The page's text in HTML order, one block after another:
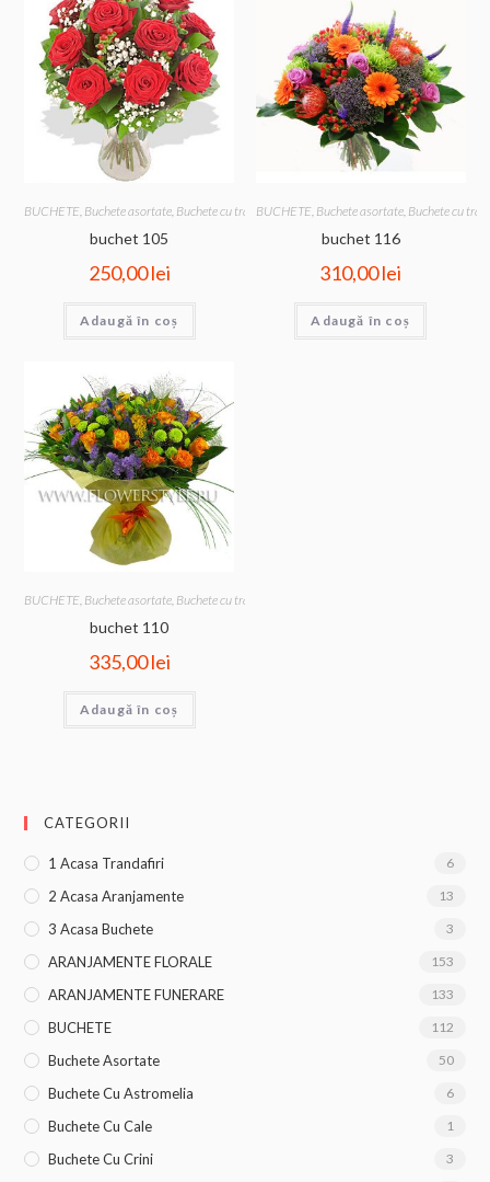
BUCHETE, Buchete asortate, Buchete cu trandafiri
buchet 105
250,00lei
Adaugă în coș
BUCHETE, Buchete asortate, Buchete cu
buchet 116
310,00lei
Adaugă în coș
BUCHETE, Buchete asortate, Buchete cu trandafiri
buchet 110
335,00lei
Adaugă în coș
CATEGORII
1 Acasa Trandafiri 6
2 Acasa Aranjamente 13
3 Acasa Buchete 3
ARANJAMENTE FLORALE 153
ARANJAMENTE FUNERARE 133
BUCHETE 112
Buchete Asortate 50
Buchete Cu Astromelia 6
Buchete Cu Cale 1
Buchete Cu Crini 3